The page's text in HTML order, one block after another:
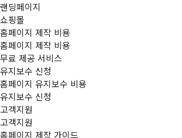
랜딩페이지
쇼핑몰
홈페이지 제작 비용
홈페이지 제작 비용
무료 제공 서비스
유지보수 신청
홈페이지 유지보수 비용
유지보수 신청
고객지원
고객지원
홈페이지 제작 가이드